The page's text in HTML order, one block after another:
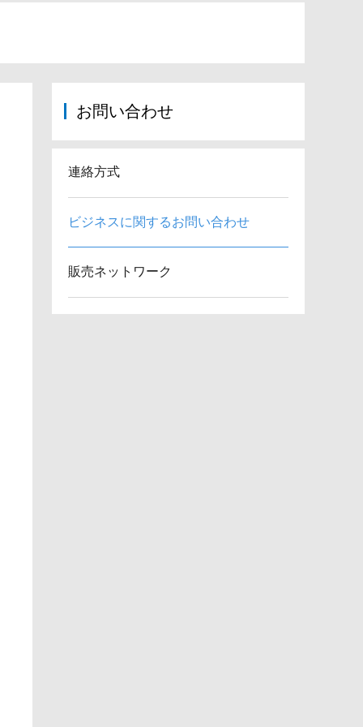
お問い合わせ
連絡方式
ビジネスに関するお問い合わせ
販売ネットワーク